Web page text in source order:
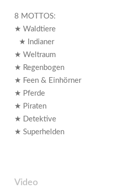
8 MOTTOS:
★ Waldtiere
★ Indianer
★ Weltraum
★ Regenbogen
★ Feen & Einhörner
★ Pferde
★ Piraten
★ Detektive
★ Superhelden
Video